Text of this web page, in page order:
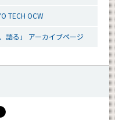
TECH OCW
語る」 アーカイブページ